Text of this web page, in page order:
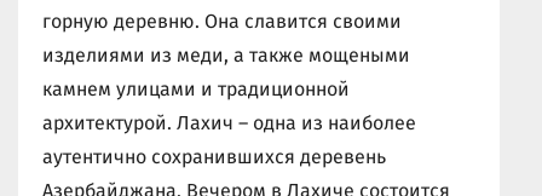
горную деревню. Она славится своими
изделиями из меди, а также мощеными
камнем улицами и традиционной
архитектурой. Лахич – одна из наиболее
аутентично сохранившихся деревень
Азербайджана. Вечером в Лахиче состоится